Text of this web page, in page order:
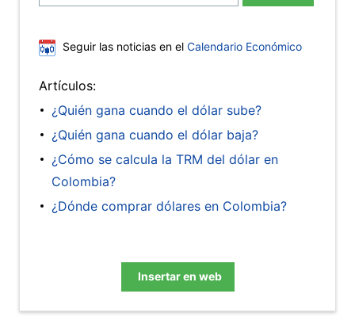
Seguir las noticias en el Calendario Económico
Artículos:
¿Quién gana cuando el dólar sube?
¿Quién gana cuando el dólar baja?
¿Cómo se calcula la TRM del dólar en
Colombia?
¿Dónde comprar dólares en Colombia?
Insertar en web